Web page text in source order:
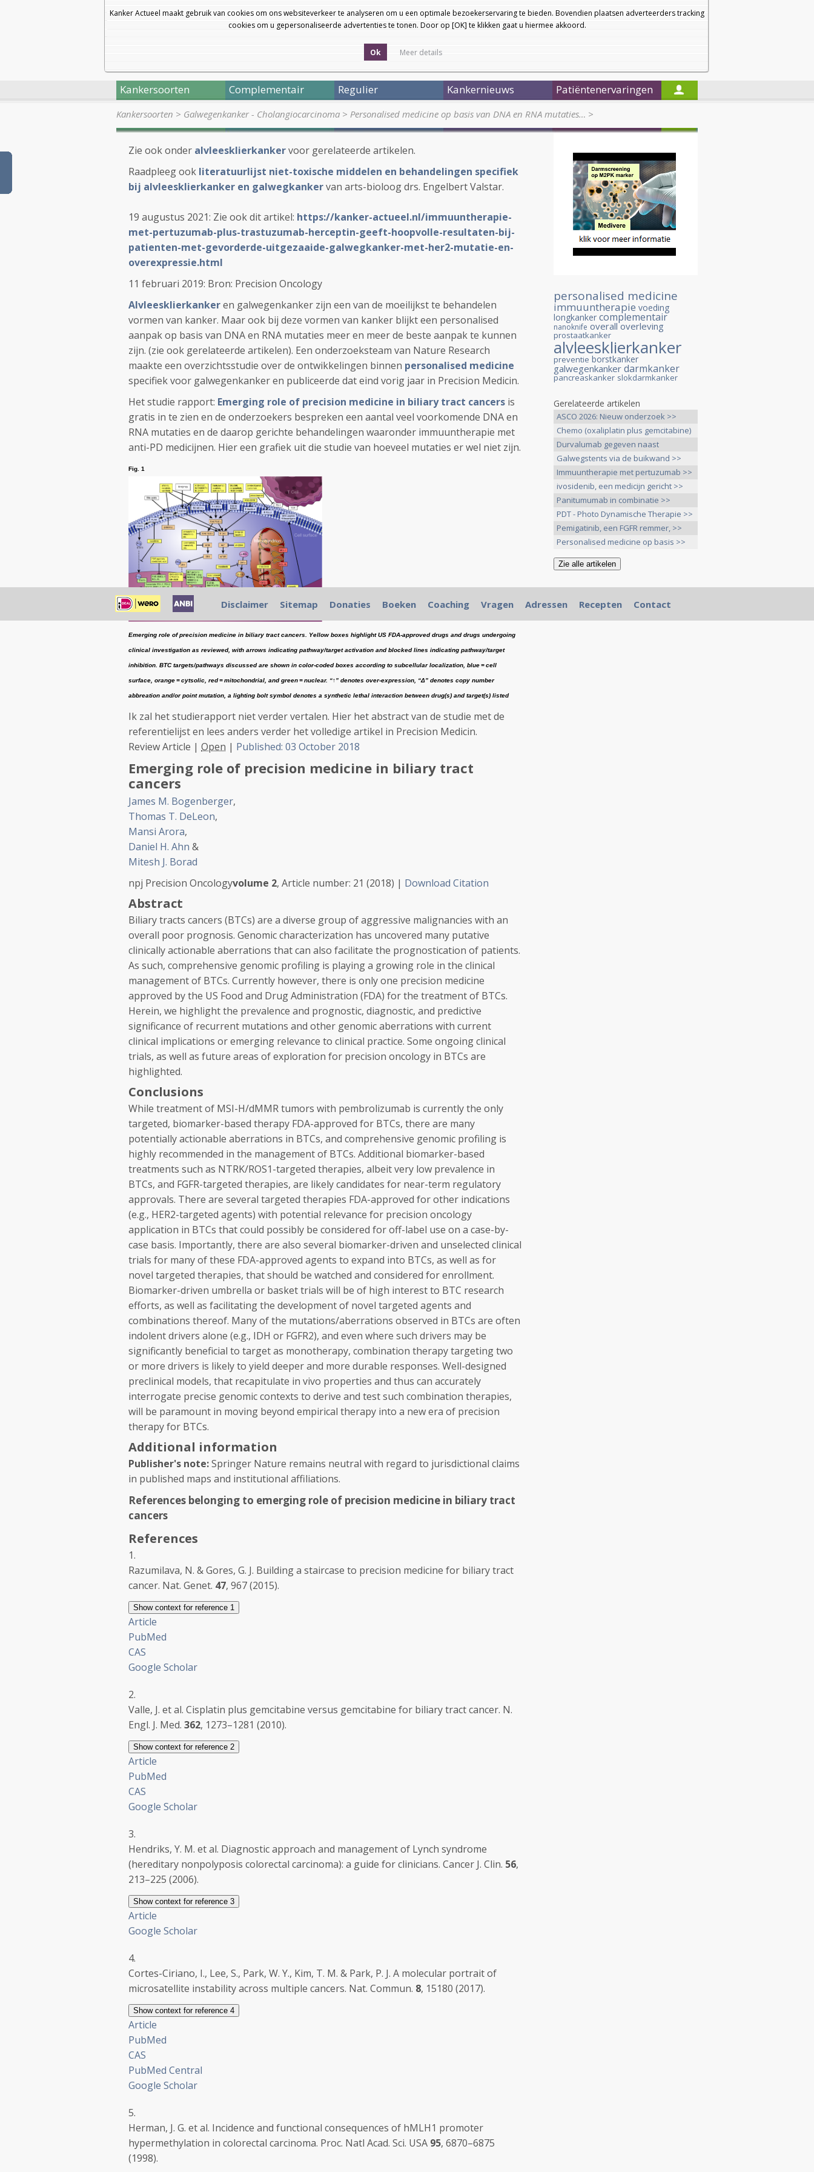
Kanker Actueel maakt gebruik van cookies om ons websiteverkeer te analyseren om u een optimale bezoekerservaring te bieden. Bovendien plaatsen adverteerders tracking
cookies om u gepersonaliseerde advertenties te tonen. Door op [OK] te klikken gaat u hiermee akkoord.
Ok Meer details
a
a
Nieuwsbrief
Startpagina
Kankersoorten Complementair Regulier Kankernieuws Patiëntenervaringen
Kankersoorten > Galwegenkanker - Cholangiocarcinoma > Personalised medicine op basis van DNA en RNA mutaties… >
Zie ook onder alvleesklierkankervoor gerelateerde artikelen.
Raadpleeg ook literatuurlijst niet-toxische middelen en behandelingen specifiek
bij alvleesklierkanker en galwegkankervan arts-bioloog drs. Engelbert Valstar.
19 augustus 2021: Zie ook dit artikel: https://kanker-actueel.nl/immuuntherapie-
met-pertuzumab-plus-trastuzumab-herceptin-geeft-hoopvolle-resultaten-bij-
patienten-met-gevorderde-uitgezaaide-galwegkanker-met-her2-mutatie-en-
overexpressie.html
11 februari 2019: Bron: Precision Oncology
Alvleesklierkankeren galwegenkanker zijn een van de moeilijkst te behandelen
vormen van kanker. Maar ook bij deze vormen van kanker blijkt een personalised
aanpak op basis van DNA en RNA mutaties meer en meer de beste aanpak te kunnen
zijn. (zie ook gerelateerde artikelen). Een onderzoeksteam van Nature Research
maakte een overzichtsstudie over de ontwikkelingen binnen personalised medicine
specifiek voor galwegenkanker en publiceerde dat eind vorig jaar in Precision Medicin.
Het studie rapport: Emerging role of precision medicine in biliary tract cancers is
gratis in te zien en de onderzoekers bespreken een aantal veel voorkomende DNA en
RNA mutaties en de daarop gerichte behandelingen waaronder immuuntherapie met
anti-PD medicijnen. Hier een grafiek uit die studie van hoeveel mutaties er wel niet zijn.
Fig. 1
Emerging role of precision medicine in biliary tract cancers. Yellow boxes highlight US FDA-approved drugs and drugs undergoing
clinical investigation as reviewed, with arrows indicating pathway/target activation and blocked lines indicating pathway/target
inhibition. BTC targets/pathways discussed are shown in color-coded boxes according to subcellular localization, blue = cell
surface, orange = cytsolic, red = mitochondrial, and green = nuclear. “↑” denotes over-expression, “Δ” denotes copy number
abbreation and/or point mutation, a lighting bolt symbol denotes a synthetic lethal interaction between drug(s) and target(s) listed
Ik zal het studierapport niet verder vertalen. Hier het abstract van de studie met de
referentielijst en lees anders verder het volledige artikel in Precision Medicin.
Review Article | Open | Published: 03 October 2018
Emerging role of precision medicine in biliary tract
cancers
James M. Bogenberger,
Thomas T. DeLeon,
Mansi Arora,
Daniel H. Ahn &
Mitesh J. Borad
npj Precision Oncologyvolume 2, Article number: 21 (2018) | Download Citation
Abstract
Biliary tracts cancers (BTCs) are a diverse group of aggressive malignancies with an
overall poor prognosis. Genomic characterization has uncovered many putative
clinically actionable aberrations that can also facilitate the prognostication of patients.
As such, comprehensive genomic profiling is playing a growing role in the clinical
management of BTCs. Currently however, there is only one precision medicine
approved by the US Food and Drug Administration (FDA) for the treatment of BTCs.
Herein, we highlight the prevalence and prognostic, diagnostic, and predictive
significance of recurrent mutations and other genomic aberrations with current
clinical implications or emerging relevance to clinical practice. Some ongoing clinical
trials, as well as future areas of exploration for precision oncology in BTCs are
highlighted.
Conclusions
While treatment of MSI-H/dMMR tumors with pembrolizumab is currently the only
targeted, biomarker-based therapy FDA-approved for BTCs, there are many
potentially actionable aberrations in BTCs, and comprehensive genomic profiling is
highly recommended in the management of BTCs. Additional biomarker-based
treatments such as NTRK/ROS1-targeted therapies, albeit very low prevalence in
BTCs, and FGFR-targeted therapies, are likely candidates for near-term regulatory
approvals. There are several targeted therapies FDA-approved for other indications
(e.g., HER2-targeted agents) with potential relevance for precision oncology
application in BTCs that could possibly be considered for off-label use on a case-by-
case basis. Importantly, there are also several biomarker-driven and unselected clinical
trials for many of these FDA-approved agents to expand into BTCs, as well as for
novel targeted therapies, that should be watched and considered for enrollment.
Biomarker-driven umbrella or basket trials will be of high interest to BTC research
efforts, as well as facilitating the development of novel targeted agents and
combinations thereof. Many of the mutations/aberrations observed in BTCs are often
indolent drivers alone (e.g., IDH or FGFR2), and even where such drivers may be
significantly beneficial to target as monotherapy, combination therapy targeting two
or more drivers is likely to yield deeper and more durable responses. Well-designed
preclinical models, that recapitulate in vivo properties and thus can accurately
interrogate precise genomic contexts to derive and test such combination therapies,
will be paramount in moving beyond empirical therapy into a new era of precision
therapy for BTCs.
Additional information
Publisher's note:Springer Nature remains neutral with regard to jurisdictional claims
in published maps and institutional affiliations.
References belonging to emerging role of precision medicine in biliary tract
cancers
References
1.
Razumilava, N. & Gores, G. J. Building a staircase to precision medicine for biliary tract
cancer. Nat. Genet. 47, 967 (2015).
Show context for reference 1
Article
PubMed
CAS
Google Scholar
2.
Valle, J. et al. Cisplatin plus gemcitabine versus gemcitabine for biliary tract cancer. N.
Engl. J. Med. 362, 1273–1281 (2010).
Show context for reference 2
Article
PubMed
CAS
Google Scholar
3.
Hendriks, Y. M. et al. Diagnostic approach and management of Lynch syndrome
(hereditary nonpolyposis colorectal carcinoma): a guide for clinicians. Cancer J. Clin. 56,
213–225 (2006).
Show context for reference 3
Article
Google Scholar
4.
Cortes-Ciriano, I., Lee, S., Park, W. Y., Kim, T. M. & Park, P. J. A molecular portrait of
microsatellite instability across multiple cancers. Nat. Commun. 8, 15180 (2017).
Show context for reference 4
Article
PubMed
CAS
PubMed Central
Google Scholar
5.
Herman, J. G. et al. Incidence and functional consequences of hMLH1 promoter
hypermethylation in colorectal carcinoma. Proc. Natl Acad. Sci. USA 95, 6870–6875
(1998).
personalised medicine
immuuntherapie voeding
longkanker complementair
nanoknife overall overleving
prostaatkanker
alvleesklierkanker
preventie borstkanker
galwegenkanker darmkanker
pancreaskanker slokdarmkanker
Gerelateerde artikelen
ASCO 2026: Nieuw onderzoek >>
Chemo (oxaliplatin plus gemcitabine)
>>
Durvalumab gegeven naast
gemcitabine >>
Galwegstents via de buikwand >>
Immuuntherapie met pertuzumab >>
ivosidenib, een medicijn gericht >>
Panitumumab in combinatie >>
PDT - Photo Dynamische Therapie >>
Pemigatinib, een FGFR remmer, >>
Personalised medicine op basis >>
Disclaimer Sitemap Donaties Boeken Coaching Vragen Adressen Recepten Contact